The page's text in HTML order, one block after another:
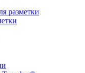
разметки